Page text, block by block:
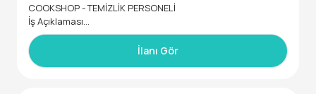
COOKSHOP - TEMİZLİK PERSONELİ
İş Açıklaması
Türkiye Geneli'nde birçok şubesi bulunan COOKSHOP Cafe
Restaurant zincirinin Şaşkınbakkal şubemizde görevlendiril
mek üzere Bulaşık Personeli takım arkadaşları arıyoruz.
İlanı Gör